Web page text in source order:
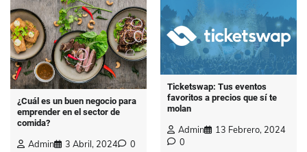
¿Cuál es un buen negocio para
emprender en el sector de
comida?
Admin 3 Abril, 2024 0
Ticketswap: Tus eventos
favoritos a precios que sí te
molan
Admin
13 Febrero, 2024
0